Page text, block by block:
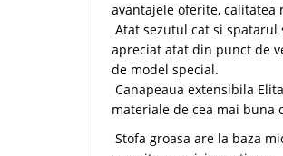
avantajele oferite,
Atat sezutul cat si
apreciat atat din punct de
de model special.
Canapeaua extensibila
materiale de cea mai buna
Stofa groasa are la baza